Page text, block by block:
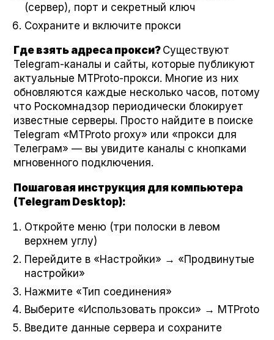
(сервер), порт и секретный ключ
Сохраните и включите прокси
Где взять адреса прокси? Существуют
Telegram-каналы и сайты, которые публикуют
актуальные MTPro­to-прокси. Многие из них
обновляются каждые несколько часов, потому
что Роскомнадзор периодически блокирует
известные серверы. Просто найдите в поиске
Telegram «MTPro­to proxy» или «прокси для
Телеграм» — вы увидите каналы с кнопками
мгновенного подключения.
Пошаговая инструкция для компьютера
(Telegram Desk­top):
Откройте меню (три полоски в левом
верхнем углу)
Перейдите в «Настройки» → «Продвинутые
настройки»
Нажмите «Тип соединения»
Выберите «Использовать прокси» → MTPro­to
Введите данные сервера и сохраните